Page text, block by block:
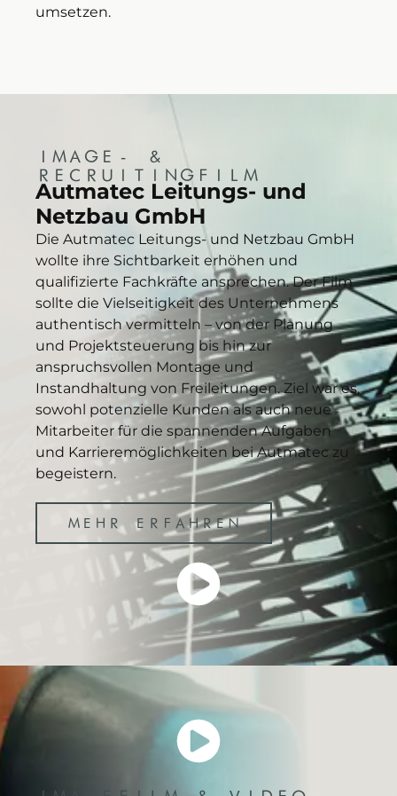
umsetzen.
IMAGE- &
RECRUITINGFILM
Autmatec Leitungs- und
Netzbau GmbH
Die Autmatec Leitungs- und Netzbau GmbH
wollte ihre Sichtbarkeit erhöhen und
qualifizierte Fachkräfte ansprechen. Der Film
sollte die Vielseitigkeit des Unternehmens
authentisch vermitteln – von der Planung
und Projektsteuerung bis hin zur
anspruchsvollen Montage und
Instandhaltung von Freileitungen. Ziel war es,
sowohl potenzielle Kunden als auch neue
Mitarbeiter für die spannenden Aufgaben
und Karrieremöglichkeiten bei Autmatec zu
begeistern.
MEHR ERFAHREN